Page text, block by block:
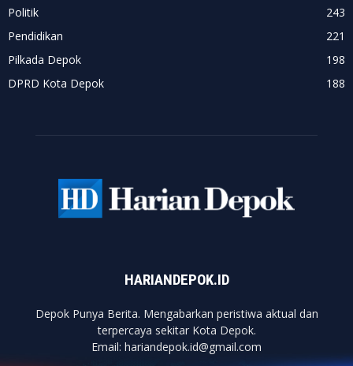
Politik
243
Pendidikan
221
Pilkada Depok
198
DPRD Kota Depok
188
HARIANDEPOK.ID
Depok Punya Berita. Mengabarkan peristiwa aktual dan
terpercaya sekitar Kota Depok.
Email: hariandepok.id@gmail.com